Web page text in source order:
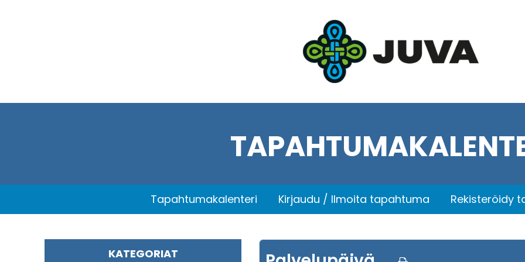
Tapahtumakalenteri Kirjaudu / Ilmoita tapahtuma Rekisteröidy
KATEGORIAT